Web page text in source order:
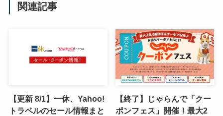
関連記事
【更新 8/1】一休、Yahoo!
トラベルのセール情報まと
【終了】じゃらんで「クー
ポンフェス」開催！最大2